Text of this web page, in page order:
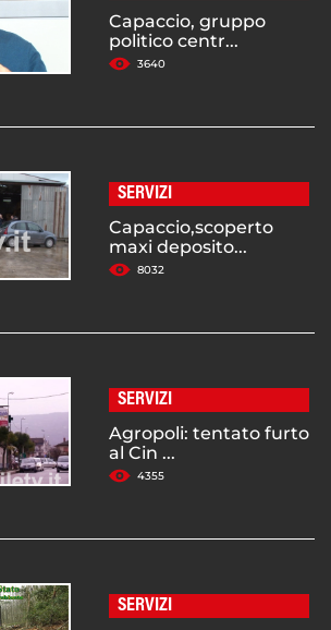
Capaccio, gruppo
politico centr...
3640
SERVIZI
Capaccio,scoperto
maxi deposito...
8032
SERVIZI
Agropoli: tentato furto
al Cin ...
4355
SERVIZI